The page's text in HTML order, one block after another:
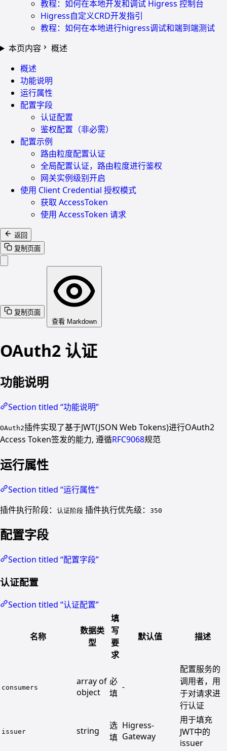
教程：如何在本地开发和调试 Higress 控制台
Higress自定义CRD开发指引
教程：如何在本地进行higress调试和端到端测试
本页内容
概述
概述
功能说明
运行属性
配置字段
认证配置
鉴权配置（非必需）
配置示例
路由粒度配置认证
全局配置认证，路由粒度进行鉴权
网关实例级别开启
使用 Client Credential 授权模式
获取 AccessToken
使用 AccessToken 请求
返回
复制页面
复制页面
查看 Markdown
OAuth2 认证
功能说明
Section titled “功能说明”
OAuth2插件实现了基于JWT(JSON Web Tokens)进行OAuth2
Access Token签发的能力, 遵循RFC9068规范
运行属性
Section titled “运行属性”
插件执行阶段：
认证阶段 插件执行优先级： 350
配置字段
Section titled “配置字段”
认证配置
Section titled “认证配置”
名称
数据类
型
填
写
要
求
默认值 描述
consumers
array of
object
必
填
-
配置服务的
调用者，用
于对请求进
行认证
issuer string
选
填
Higress-
Gateway
用于填充
JWT中的
issuer